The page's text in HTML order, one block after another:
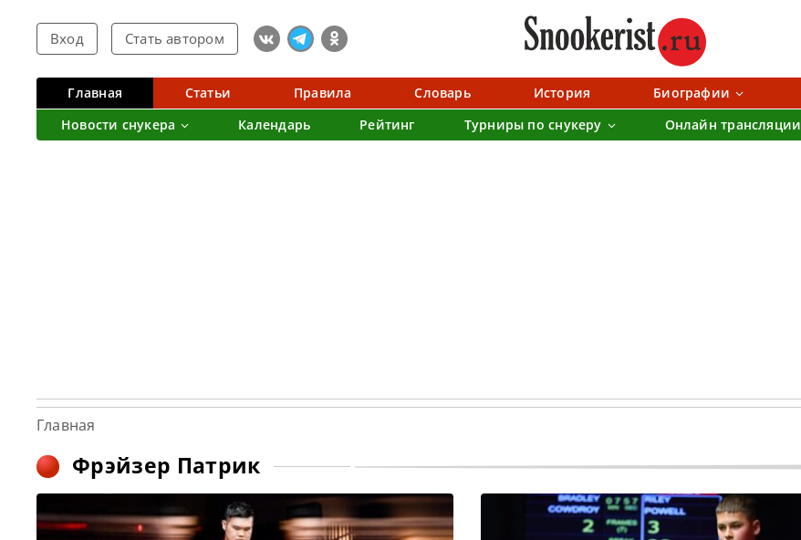
Вход Стать автором
Главная Статьи Правила Словарь История Биографии
Новости снукера
Календарь Рейтинг Турниры по снукеру Онлайн трансляции
Главная
Фрэйзер Патрик